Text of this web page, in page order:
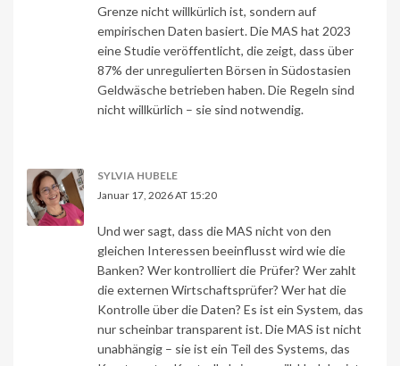
Grenze nicht willkürlich ist, sondern auf
empirischen Daten basiert. Die MAS hat 2023
eine Studie veröffentlicht, die zeigt, dass über
87% der unregulierten Börsen in Südostasien
Geldwäsche betrieben haben. Die Regeln sind
nicht willkürlich – sie sind notwendig.
SYLVIA HUBELE
Januar 17, 2026 AT 15:20
Und wer sagt, dass die MAS nicht von den
gleichen Interessen beeinflusst wird wie die
Banken? Wer kontrolliert die Prüfer? Wer zahlt
die externen Wirtschaftsprüfer? Wer hat die
Kontrolle über die Daten? Es ist ein System, das
nur scheinbar transparent ist. Die MAS ist nicht
unabhängig – sie ist ein Teil des Systems, das